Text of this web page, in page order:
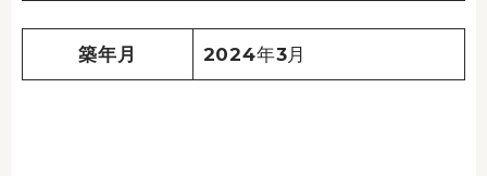
築年月 2024年3月